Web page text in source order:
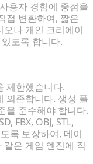
용자 경험에 중점을
접 변환하여, 짧은
나 개인 크리에이
도록 합니다.
제한했습니다.
의존합니다. 생성 플
을 준수해야 합니다.
FBX, OBJ, STL,
록 보장하여, 데이
은 게임 엔진에 직